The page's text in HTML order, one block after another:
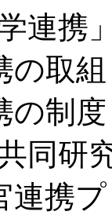
学連携
の取組
の制度
同研
連携